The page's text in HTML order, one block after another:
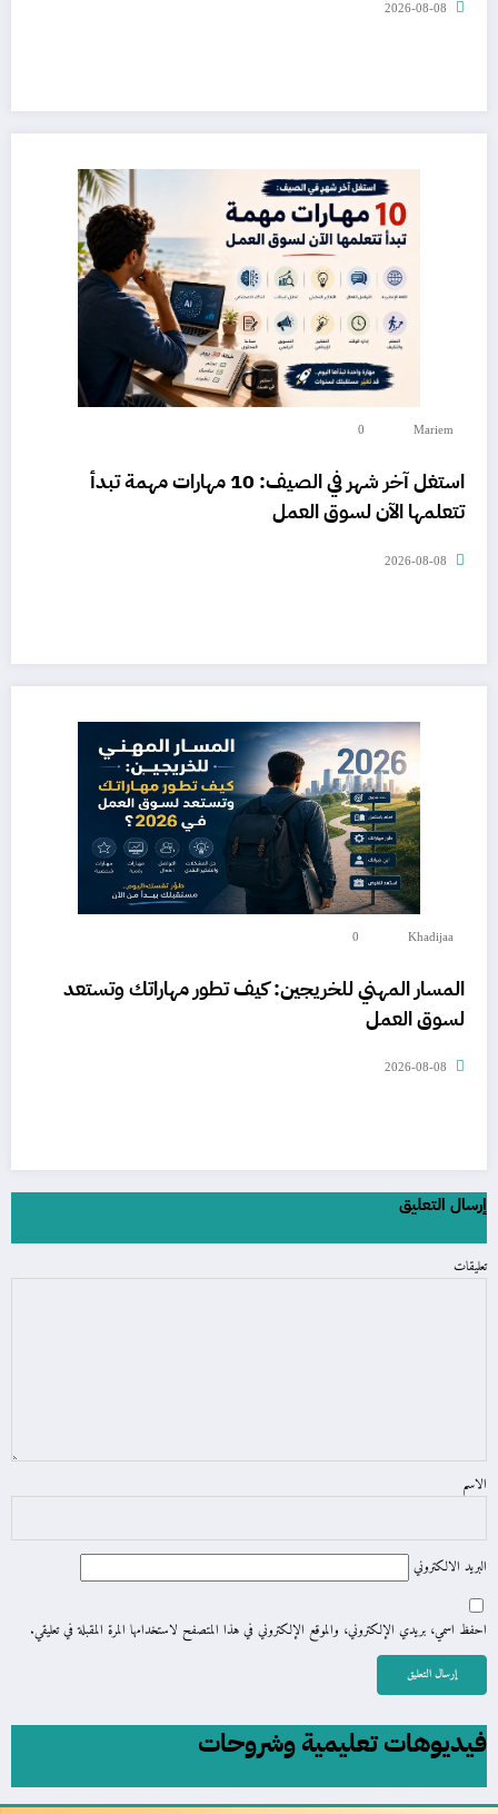
2026-08-08
Mariem
0
استغل آخر شهر في الصيف: 10 مهارات مهمة تبدأ
تتعلمها الآن لسوق العمل
2026-08-08
Khadijaa
0
المسار المهني للخريجين: كيف تطور مهاراتك وتستعد
لسوق العمل
2026-08-08
إرسال التعليق
تعليقات
الاسم
البريد الالكتروني
احفظ اسمي، بريدي الإلكتروني، والموقع الإلكتروني في هذا المتصفح لاستخدامها المرة المقبلة في تعليقي.
فيديوهات تعليمية وشروحات